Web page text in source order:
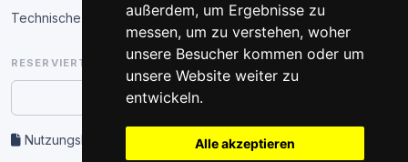
außerdem, um Ergebnisse zu
messen, um zu verstehen, woher
unsere Besucher kommen oder um
unsere Website weiter zu
entwickeln.
Alle akzeptieren
Technische Schulung
RESERVIERTER BEREICH
Partner-Zugang
Nutzungsbedingungen und Datenschutz